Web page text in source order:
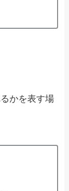
かを表す場